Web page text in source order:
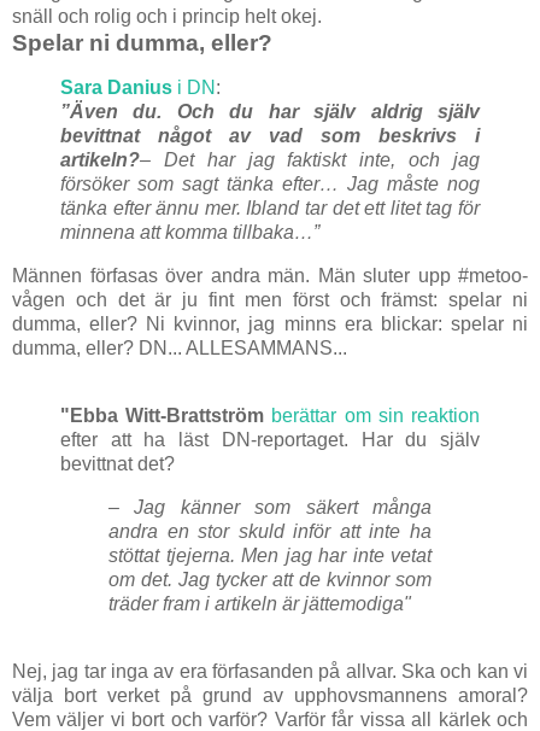
snäll och rolig och i princip helt okej.
Spelar ni dumma, eller?
Sara Danius i DN :
”Även du. Och du har själv aldrig själv
bevittnat något av vad som beskrivs i
artikeln?– Det har jag faktiskt inte, och jag
försöker som sagt tänka efter… Jag måste nog
tänka efter ännu mer. Ibland tar det ett litet tag för
minnena att komma tillbaka…”
Männen förfasas över andra män. Män sluter upp #metoo-
vågen och det är ju fint men först och främst: spelar ni
dumma, eller? Ni kvinnor, jag minns era blickar: spelar ni
dumma, eller? DN... ALLESAMMANS...
"Ebba Witt-Brattström berättar om sin reaktion
efter att ha läst DN-reportaget. Har du själv
bevittnat det?
– Jag känner som säkert många
andra en stor skuld inför att inte ha
stöttat tjejerna. Men jag har inte vetat
om det. Jag tycker att de kvinnor som
träder fram i artikeln är jättemodiga"
Nej, jag tar inga av era förfasanden på allvar. Ska och kan vi
välja bort verket på grund av upphovsmannens amoral?
Vem väljer vi bort och varför? Varför får vissa all kärlek och